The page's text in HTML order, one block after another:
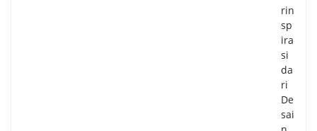
rin
sp
ira
si
da
ri
De
sai